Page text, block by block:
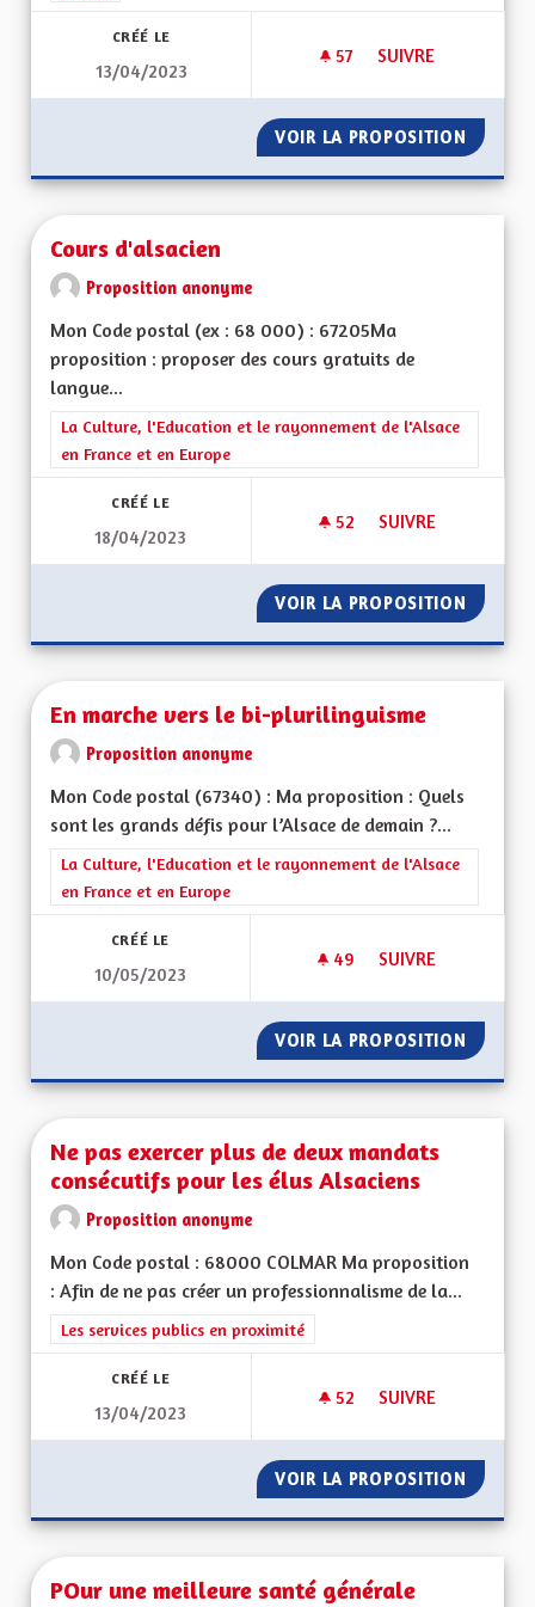
CRÉÉ LE
13/04/2023
57 57 ABONNÉS
SUIVRE
VOIR LA PROPOSITION POUR
Cours d'alsacien
Proposition anonyme
Mon Code postal (ex : 68 000) : 67205Ma
proposition : proposer des cours gratuits de
langue...
Filtrer les résultats de la catégorie : La Culture, l'Education et
La Culture, l'Education et le rayonnement de l'Alsace
en France et en Europe
CRÉÉ LE
18/04/2023
52 52 ABONNÉS
SUIVRE
VOIR LA PROPOSITION
En marche vers le bi-plurilinguisme
Proposition anonyme
Mon Code postal (67340) : Ma proposition : Quels
sont les grands défis pour l’Alsace de demain ?...
Filtrer les résultats de la catégorie : La Culture, l'Education et
La Culture, l'Education et le rayonnement de l'Alsace
en France et en Europe
CRÉÉ LE
10/05/2023
49 49 ABONNÉS
SUIVRE
VOIR LA PROPOSITION EN
Ne pas exercer plus de deux mandats
consécutifs pour les élus Alsaciens
Proposition anonyme
Mon Code postal : 68000 COLMAR Ma proposition
: Afin de ne pas créer un professionnalisme de la...
Filtrer les résultats de la catégorie : Les services publics en
Les services publics en proximité
CRÉÉ LE
13/04/2023
52 52 ABONNÉS
SUIVRE
VOIR LA PROPOSITION NE
POur une meilleure santé générale